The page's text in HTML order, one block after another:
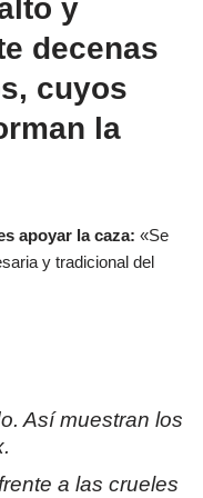
y
decenas
, cuyos
la
apoyar la caza: «Se
y tradicional del
Así muestran los
a las crueles